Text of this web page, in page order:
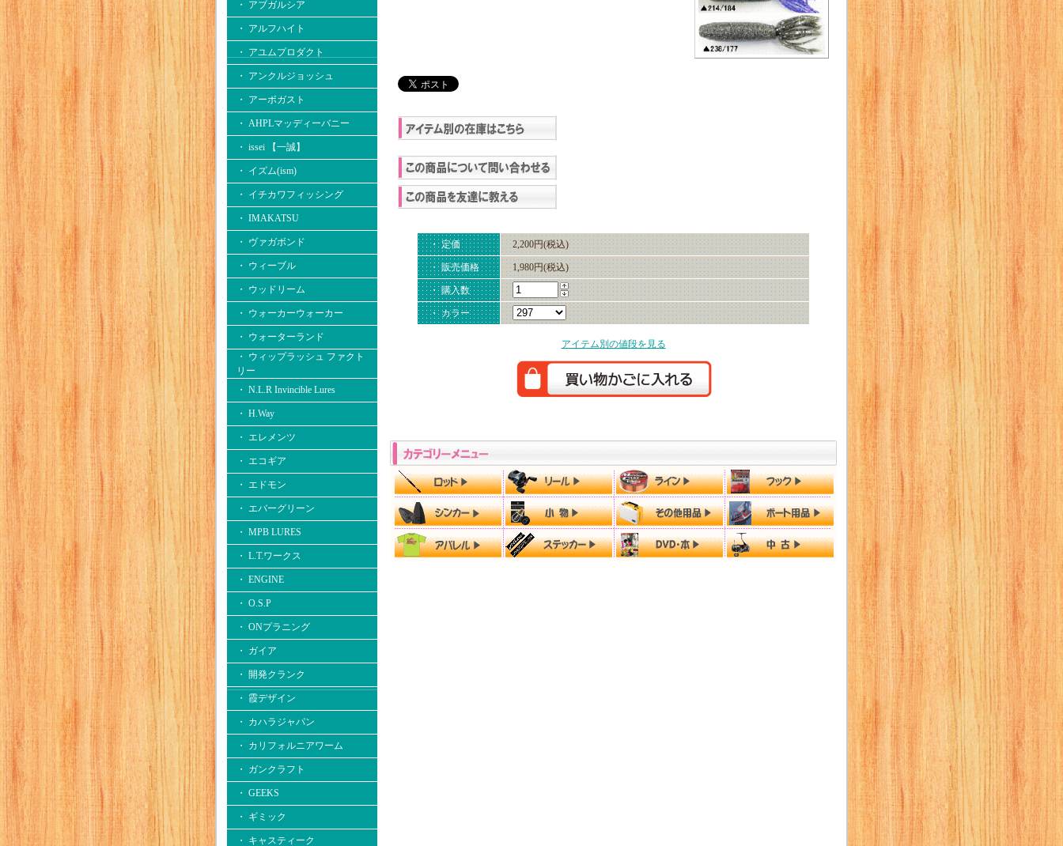
・ アブガルシア
・ アルフハイト
・ アユムプロダクト
・ アンクルジョッシュ
・ アーボガスト
・ AHPLマッディーバニー
・ issei 【一誠】
・ イズム(ism)
・ イチカワフィッシング
・ IMAKATSU
・ ヴァガボンド
・ ウィーブル
・ ウッドリーム
・ ウォーカーウォーカー
・ ウォーターランド
・ ウィップラッシュ ファクト
リー
・ N.L.R Invincible Lures
・ H.Way
・ エレメンツ
・ エコギア
・ エドモン
・ エバーグリーン
・ MPB LURES
・ L.T.ワークス
・ ENGINE
・ O.S.P
・ ONプラニング
・ ガイア
・ 開発クランク
・ 霞デザイン
・ カハラジャパン
・ カリフォルニアワーム
・ ガンクラフト
・ GEEKS
・ ギミック
・ キャスティーク
・ 定価 2,200円(税込)
・ 販売価格 1,980円(税込)
・ 購入数
・ カラー
アイテム別の値段を見る